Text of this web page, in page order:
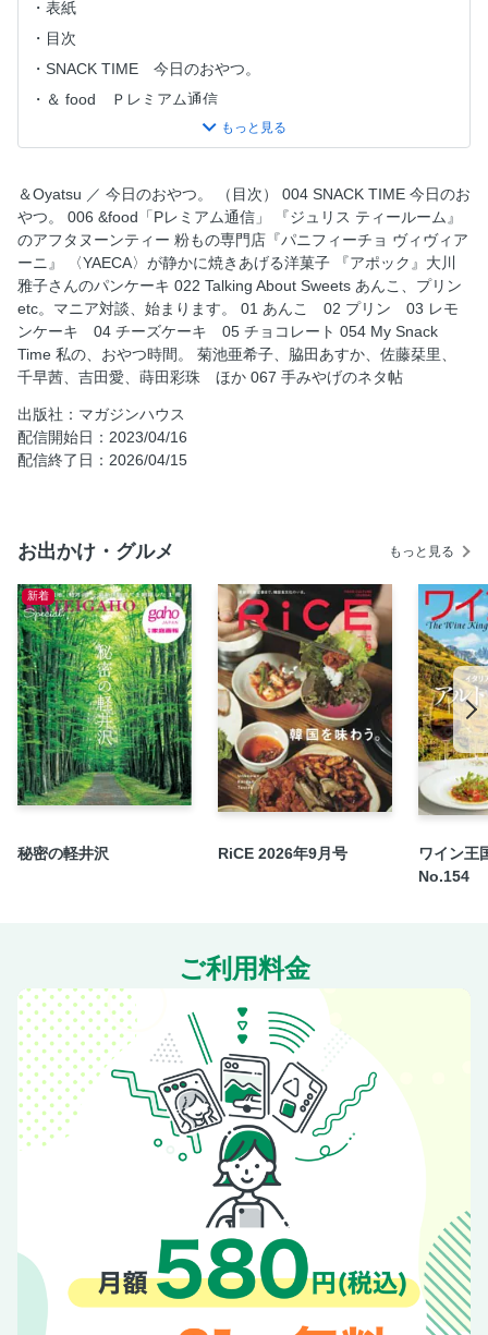
表紙
目次
SNACK TIME 今日のおやつ。
＆ food Ｐレミアム通信
Talking About Sweets あんこ、プリンetc。マニア対談、始
まります。
手みやげのネタ帖
My Favorite：Sakiko Hirano 平野紗季子のとまらないポテ
チ愛。
My Favorite：Nameko Shinsan 辛酸なめ子のリッチなバタ
ーサンド愛。
Ready for Snack Time 真似したい、あの人の手作りおや
つ。 鰤岡和子 瀬戸口しおり
Open the Cookie Can ときめきのクッキー缶。
Herbal Sweets 長田佳子の季節のハーブを愉しむお菓子、
８つのレシピ。
＆Oyatsu ／ 今日のおやつ。 （目次） 004 SNACK TIME 今日のお
やつ。 006 &food「Pレミアム通信」 『ジュリス ティールーム』
のアフタヌーンティー 粉もの専門店『パニフィーチョ ヴィヴィア
ーニ』 〈YAECA〉が静かに焼きあげる洋菓子 『アポック』大川
雅子さんのパンケーキ 022 Talking About Sweets あんこ、プリン
etc。マニア対談、始まります。 01 あんこ 02 プリン 03 レモ
ンケーキ 04 チーズケーキ 05 チョコレート 054 My Snack
Time 私の、おやつ時間。 菊池亜希子、脇田あすか、佐藤栞里、
千早茜、吉田愛、蒔田彩珠 ほか 067 手みやげのネタ帖
出版社：マガジンハウス
配信開始日：2023/04/16
配信終了日：2026/04/15
お出かけ・グルメ もっと見る
新着
秘密の軽井沢 RiCE 2026年9月号
ワイン王
No.154
ご利用料金